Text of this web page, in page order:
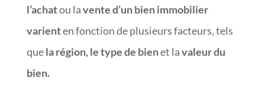
l’achatou lavente d’un bien immobilier
varienten fonction de plusieurs facteurs, tels
quela région, le type de bienet lavaleur du
bien.